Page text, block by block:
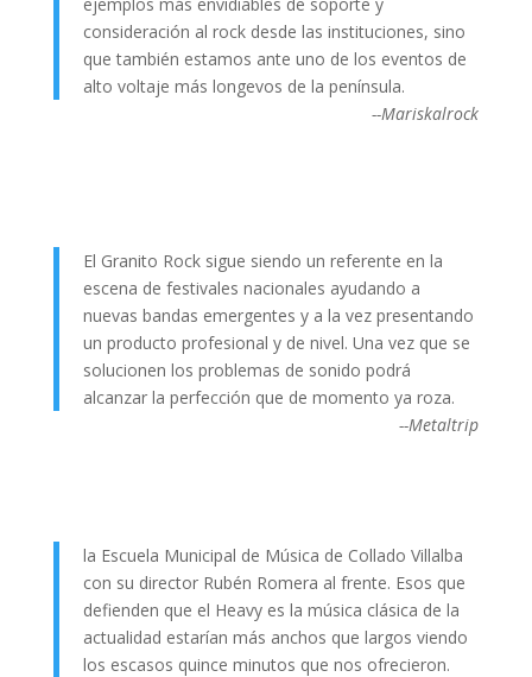
consideración al rock desde las instituciones, sino
que también estamos ante uno de los eventos de
alto voltaje más longevos de la península.
--Mariskalrock
El Granito Rock sigue siendo un referente en la
escena de festivales nacionales ayudando a
nuevas bandas emergentes y a la vez presentando
un producto profesional y de nivel. Una vez que se
solucionen los problemas de sonido podrá
alcanzar la perfección que de momento ya roza.
--Metaltrip
la Escuela Municipal de Música de Collado Villalba
con su director Rubén Romera al frente. Esos que
defienden que el Heavy es la música clásica de la
actualidad estarían más anchos que largos viendo
los escasos quince minutos que nos ofrecieron.